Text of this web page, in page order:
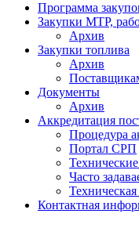
Программа
Закупки МТР,
Архив
Закупки топлива
Архив
Документы
Архив
Аккредитация
Процедура
Портал СРП
Часто
Контактная